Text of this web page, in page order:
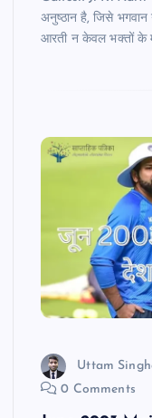
अनुष्ठान है, जिसे
आरती न केवल भक्तों के
Uttam
0 Comments